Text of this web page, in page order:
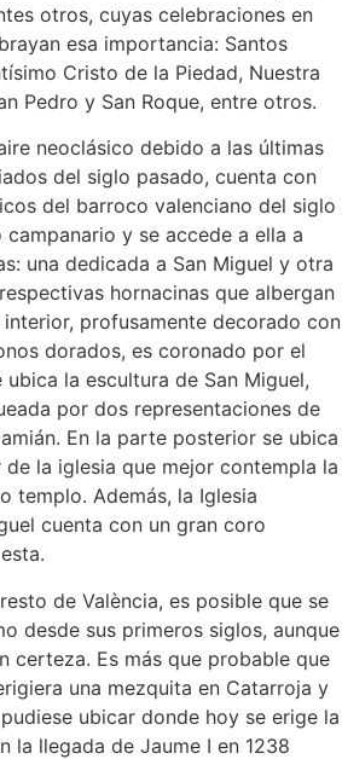
otros, cuyas celebraciones en
esa importancia: Santos
Cristo de la Piedad, Nuestra
Pedro y San Roque, entre otros.
neoclásico debido a las últimas
del siglo pasado, cuenta con
del barroco valenciano del siglo
campanario y se accede a ella a
una dedicada a San Miguel y otra
hornacinas que albergan
profusamente decorado con
dorados, es coronado por el
la escultura de San Miguel,
por dos representaciones de
En la parte posterior se ubica
la iglesia que mejor contempla la
templo. Además, la Iglesia
cuenta con un gran coro
de València, es posible que se
desde sus primeros siglos, aunque
certeza. Es más que probable que
una mezquita en Catarroja y
ubicar donde hoy se erige la
la llegada de Jaume I en 1238